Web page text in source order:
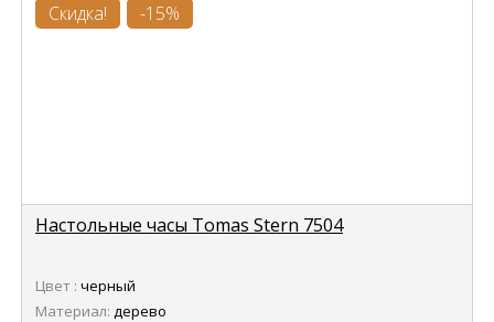
Скидка! -15%
Настольные часы Tomas Stern 7504
Цвет : черный
Материал: дерево